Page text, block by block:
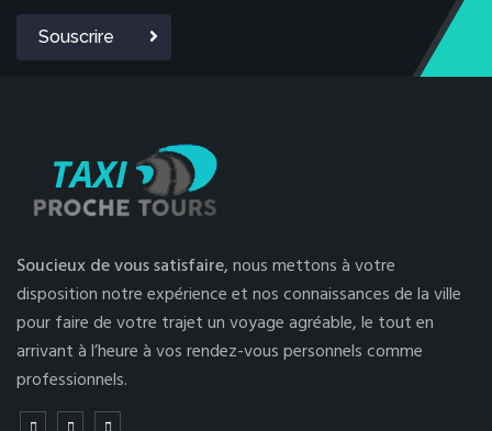
Souscrire
Soucieux de vous satisfaire,nous mettons à votre
disposition notre expérience et nos connaissances de la ville
pour faire de votre trajet un voyage agréable, le tout en
arrivant à l’heure à vos rendez-vous personnels comme
professionnels.